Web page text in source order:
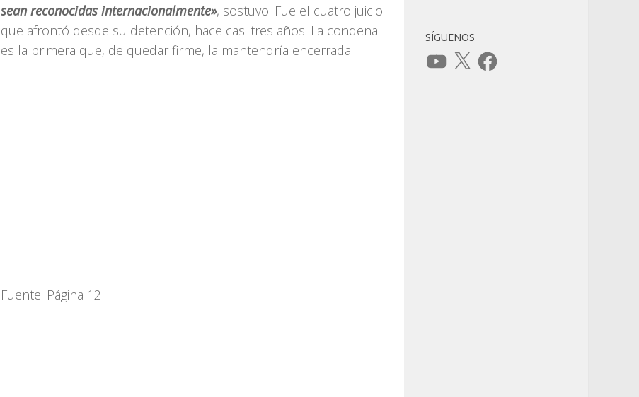
sean reconocidas internacionalmente», sostuvo. Fue el cuatro juicio
que afrontó desde su detención, hace casi tres años. La condena
es la primera que, de quedar firme, la mantendría encerrada.
Fuente: Página 12
SÍGUENOS
YouTube
X Facebook